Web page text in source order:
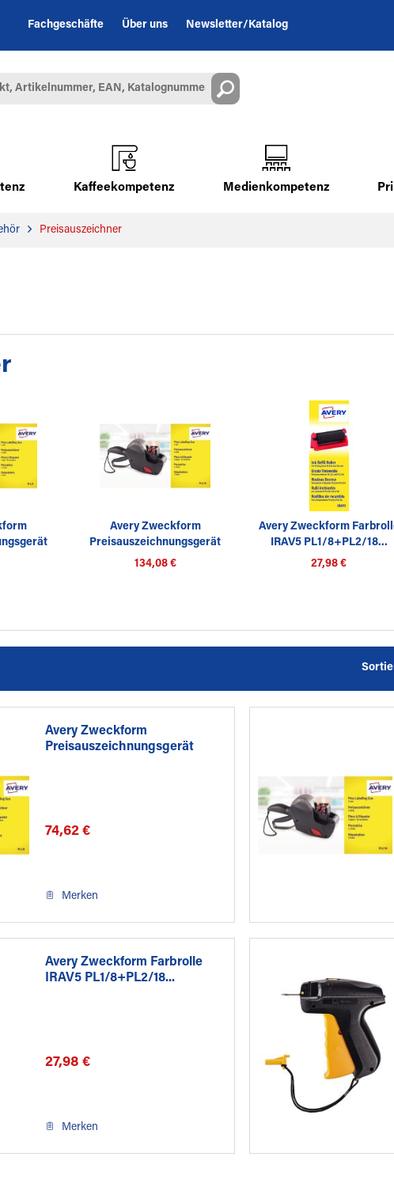
Fachgeschäfte Über uns Newsletter/Katalog
Kaffeekompetenz Medienkompetenz
Preisauszeichner
Avery Zweckform
Preisauszeichnungsgerät
PL2/18
134,08 €
Avery Zweckform
IRAV5 PL1/8+PL2/18...
27,98 €
Avery Zweckform
Preisauszeichnungsgerät
74,62 €
Merken
Avery Zweckform Farbrolle
IRAV5 PL1/8+PL2/18...
27,98 €
Merken